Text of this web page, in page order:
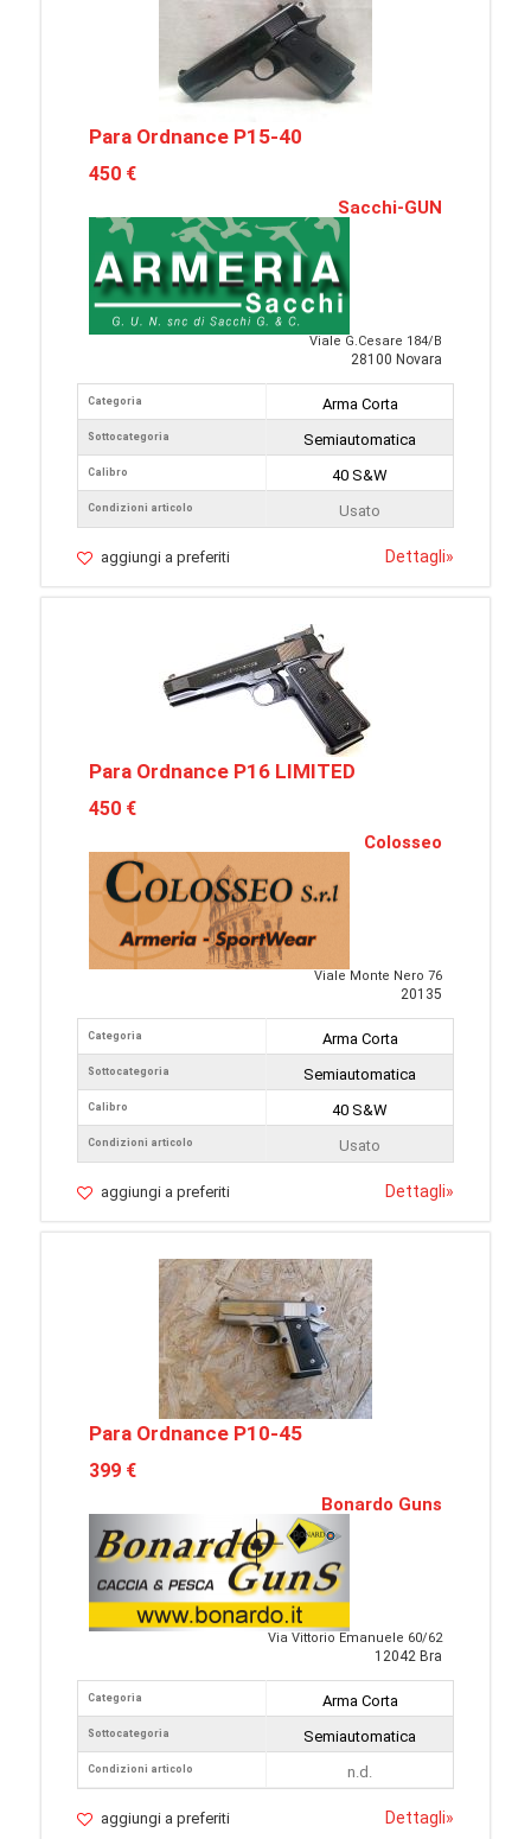
Para Ordnance P15-40
450 €
Sacchi-GUN
Viale G.Cesare 184/B
28100 Novara
Categoria
Sottocategoria
Calibro
Condizioni articolo
Arma Corta
Semiautomatica
40 S&W
Usato
aggiungi a preferiti Dettagli»
Para Ordnance P16 LIMITED
450 €
Colosseo
Viale Monte Nero 76
20135
Categoria
Sottocategoria
Calibro
Condizioni articolo
Arma Corta
Semiautomatica
40 S&W
Usato
aggiungi a preferiti Dettagli»
Para Ordnance P10-45
399 €
Bonardo Guns
Via Vittorio Emanuele 60/62
12042 Bra
Categoria
Sottocategoria
Condizioni articolo
Arma Corta
Semiautomatica
n.d.
aggiungi a preferiti Dettagli»